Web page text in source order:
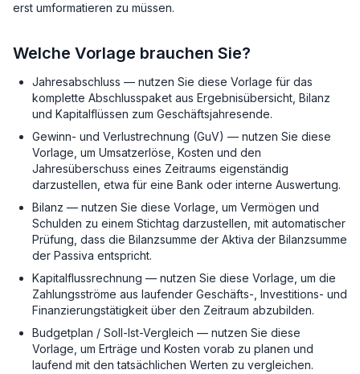
erst umformatieren zu müssen.
Welche Vorlage brauchen Sie?
Jahresabschluss — nutzen Sie diese Vorlage für das
komplette Abschlusspaket aus Ergebnisübersicht, Bilanz
und Kapitalflüssen zum Geschäftsjahresende.
Gewinn- und Verlustrechnung (GuV) — nutzen Sie diese
Vorlage, um Umsatzerlöse, Kosten und den
Jahresüberschuss eines Zeitraums eigenständig
darzustellen, etwa für eine Bank oder interne Auswertung.
Bilanz — nutzen Sie diese Vorlage, um Vermögen und
Schulden zu einem Stichtag darzustellen, mit automatischer
Prüfung, dass die Bilanzsumme der Aktiva der Bilanzsumme
der Passiva entspricht.
Kapitalflussrechnung — nutzen Sie diese Vorlage, um die
Zahlungsströme aus laufender Geschäfts-, Investitions- und
Finanzierungstätigkeit über den Zeitraum abzubilden.
Budgetplan / Soll-Ist-Vergleich — nutzen Sie diese
Vorlage, um Erträge und Kosten vorab zu planen und
laufend mit den tatsächlichen Werten zu vergleichen.